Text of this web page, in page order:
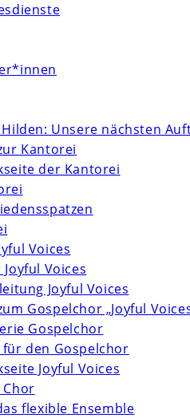
Unsere nächsten
Kantorei
der Kantorei
Voices
Voices
Joyful Voices
Gospelchor „Joyful
Gospelchor
für den Gospelchor
Joyful Voices
Chor
flexible Ensemble